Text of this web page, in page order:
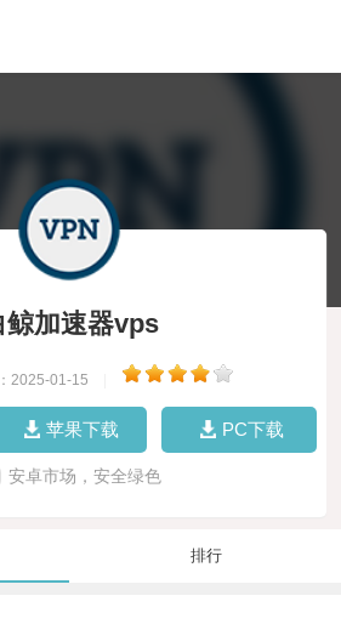
鲸加速器vps
2025-01-15
苹果下载 PC下载
安卓市场，安全绿色
排行